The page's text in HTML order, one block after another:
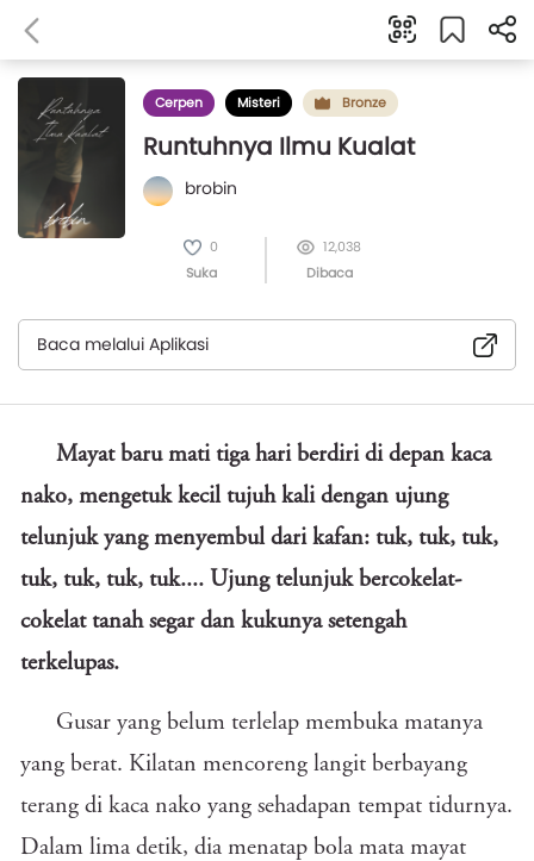
Cerpen Misteri Bronze
Runtuhnya Ilmu Kualat
brobin
0
Suka
12,038
Dibaca
Baca melalui Aplikasi
Mayat baru mati tiga hari berdiri di depan kaca
nako, mengetuk kecil tujuh kali dengan ujung
telunjuk yang menyembul dari kafan: tuk, tuk, tuk,
tuk, tuk, tuk, tuk.... Ujung telunjuk bercokelat-
cokelat tanah segar dan kukunya setengah
terkelupas.
Gusar yang belum terlelap membuka matanya
yang berat. Kilatan mencoreng langit berbayang
terang di kaca nako yang sehadapan tempat tidurnya.
Dalam lima detik, dia menatap bola mata mayat